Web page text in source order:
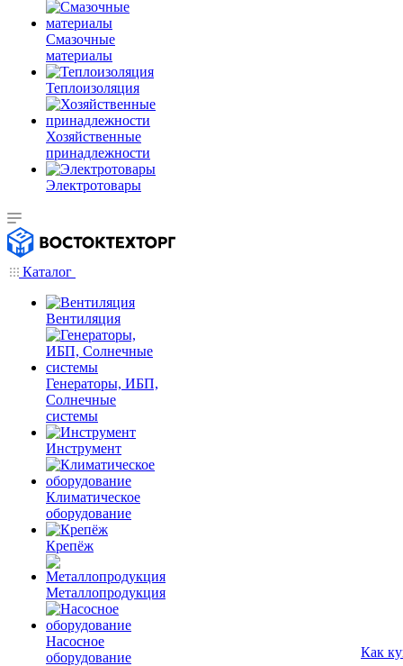
Смазочные
материалы
Теплоизоляция
Хозяйственные
принадлежности
Электротовары
Каталог
Вентиляция
Генераторы, ИБП,
Солнечные
системы
Инструмент
Климатическое
оборудование
Крепёж
Металлопродукция
Насосное
оборудование
Как